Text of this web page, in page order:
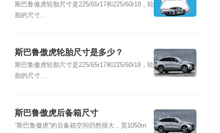
斯巴鲁傲虎轮胎尺寸是225/65r17和225/60r18，轮
胎的尺寸...
斯巴鲁傲虎轮胎尺寸是多少？
斯巴鲁傲虎轮胎尺寸是225/65r17和225/60r18，轮
胎的尺寸...
斯巴鲁傲虎后备箱尺寸
“斯巴鲁傲虎”的后备箱空间仍然很大，宽1050m